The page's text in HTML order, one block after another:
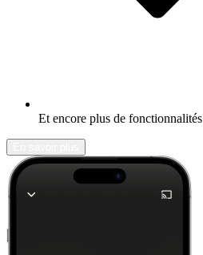
Et encore plus de fonctionnalités